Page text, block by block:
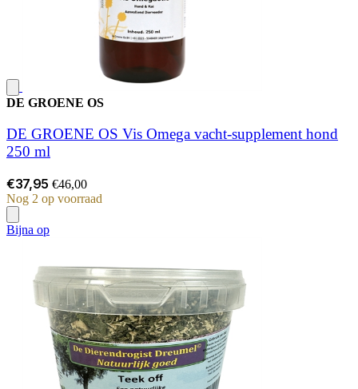
DE GROENE OS
DE GROENE OS Vis Omega vacht-supplement hond
250 ml
€37,95 €46,00
Nog 2 op voorraad
Bijna op